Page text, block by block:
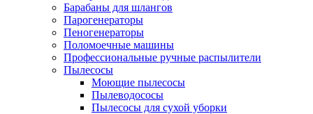
Барабаны для шлангов
Парогенераторы
Пеногенераторы
Поломоечные машины
Профессиональные ручные распылители
Пылесосы
Моющие пылесосы
Пылеводососы
Пылесосы для сухой уборки